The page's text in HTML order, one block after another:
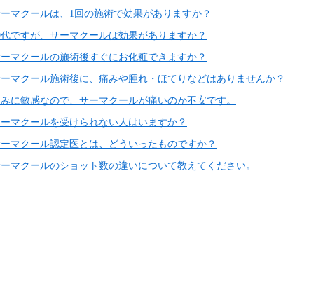
マクールは、1回の施術で効果がありますか？
ですが、サーマクールは効果がありますか？
マクールの施術後すぐにお化粧できますか？
マクール施術後に、痛みや腫れ・ほてりなどはありませんか？
に敏感なので、サーマクールが痛いのか不安です。
マクールを受けられない人はいますか？
マクール認定医とは、どういったものですか？
マクールのショット数の違いについて教えてください。